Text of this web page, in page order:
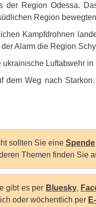
der Region Odessa.
Region
Kampfdrohnen
Alarm die Region
Luftabwehr
dem Weg nach
sollten Sie eine Spende
Themen finden Sie
gibt es per Bluesky,
oder wöchentlich per